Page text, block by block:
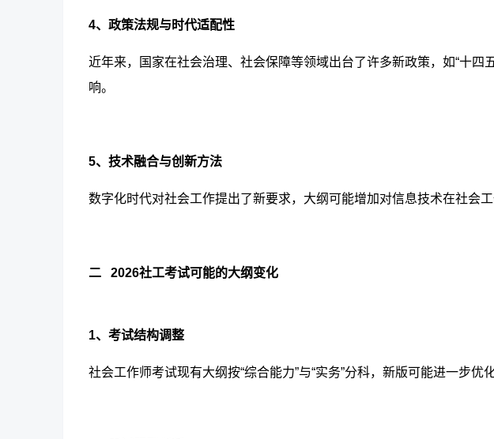
4、政策法规与时代适配性
近年来，国家在社会治理、社会保障等领域出台了许多新政策，如“十四
响。
5、技术融合与创新方法
数字化时代对社会工作提出了新要求，大纲可能增加对信息技术在社会
二 2026社工考试可能的大纲变化
1、考试结构调整
社会工作师考试现有大纲按“综合能力”与“实务”分科，新版可能进一步优